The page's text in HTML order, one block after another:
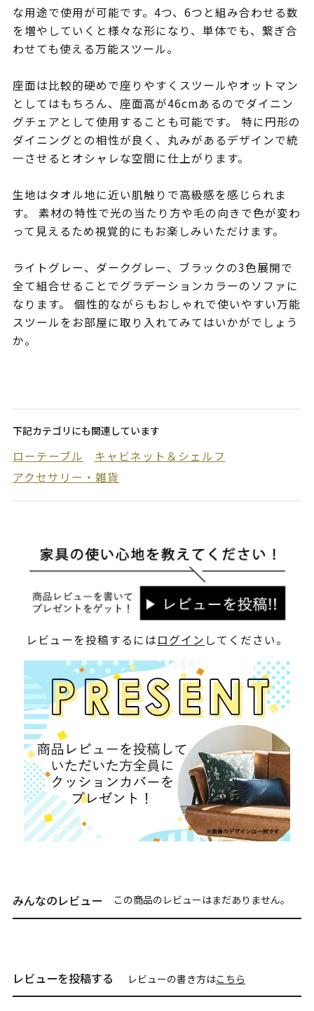
な用途で使用が可能です。4つ、6つと組み合わせる数
を増やしていくと様々な形になり、単体でも、繋ぎ合
わせても使える万能スツール。
座面は比較的硬めで座りやすくスツールやオットマン
としてはもちろん、座面高が46cmあるのでダイニン
グチェアとして使用することも可能です。 特に円形の
ダイニングとの相性が良く、丸みがあるデザインで統
一させるとオシャレな空間に仕上がります。
生地はタオル地に近い肌触りで高級感を感じられま
す。 素材の特性で光の当たり方や毛の向きで色が変わ
って見えるため視覚的にもお楽しみいただけます。
ライトグレー、ダークグレー、ブラックの3色展開で
全て組合せることでグラデーションカラーのソファに
なります。 個性的ながらもおしゃれで使いやすい万能
スツールをお部屋に取り入れてみてはいかがでしょう
か。
下記カテゴリにも関連しています
ローテーブル
キャビネット＆シェルフ
アクセサリー・雑貨
レビューを投稿するにはログイン してください。
みんなのレビュー この商品のレビューはまだありません。
レビューを投稿する レビューの書き方はこちら